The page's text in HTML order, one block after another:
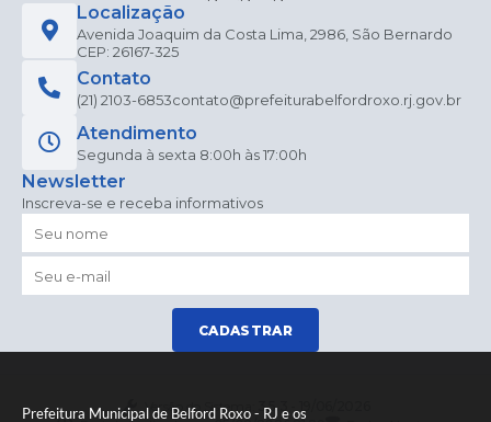
Prefeitura Municipal de Belford Roxo - RJ e os
Localização
Avenida Joaquim da Costa Lima, 2986, São Bernardo
CEP: 26167-325
Contato
(21) 2103-6853contato@prefeiturabelfordroxo.rj.gov.br
Atendimento
Segunda à sexta 8:00h às 17:00h
Newsletter
Inscreva-se e receba informativos
CADASTRAR
Versão do Sistema:
3.5.3 - 19/06/2026